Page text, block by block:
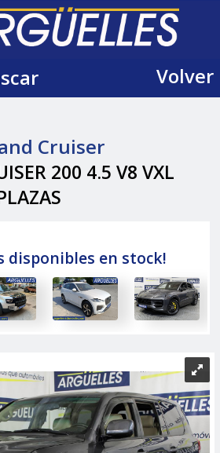
Volver
Cruiser
200 4.5 V8 VXL
disponibles en stock!